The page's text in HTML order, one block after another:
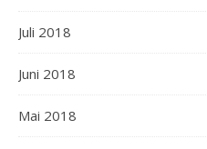
Juli 2018
Juni 2018
Mai 2018